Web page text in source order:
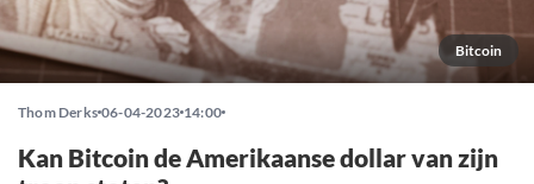
Bitcoin
Thom Derks 06-04-2023 14:00
Kan Bitcoin de Amerikaanse dollar van zijn